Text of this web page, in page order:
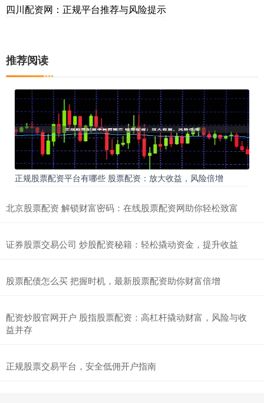
四川配资网：正规平台推荐与风险提示
推荐阅读
正规股票配资平台有哪些 股票配资：放大收益，风险倍增
北京股票配资 解锁财富密码：在线股票配资网助你轻松致富
证券股票交易公司 炒股配资秘籍：轻松撬动资金，提升收益
股票配债怎么买 把握时机，最新股票配资助你财富倍增
配资炒股官网开户 股指股票配资：高杠杆撬动财富，风险与收
益并存
正规股票交易平台，安全低佣开户指南